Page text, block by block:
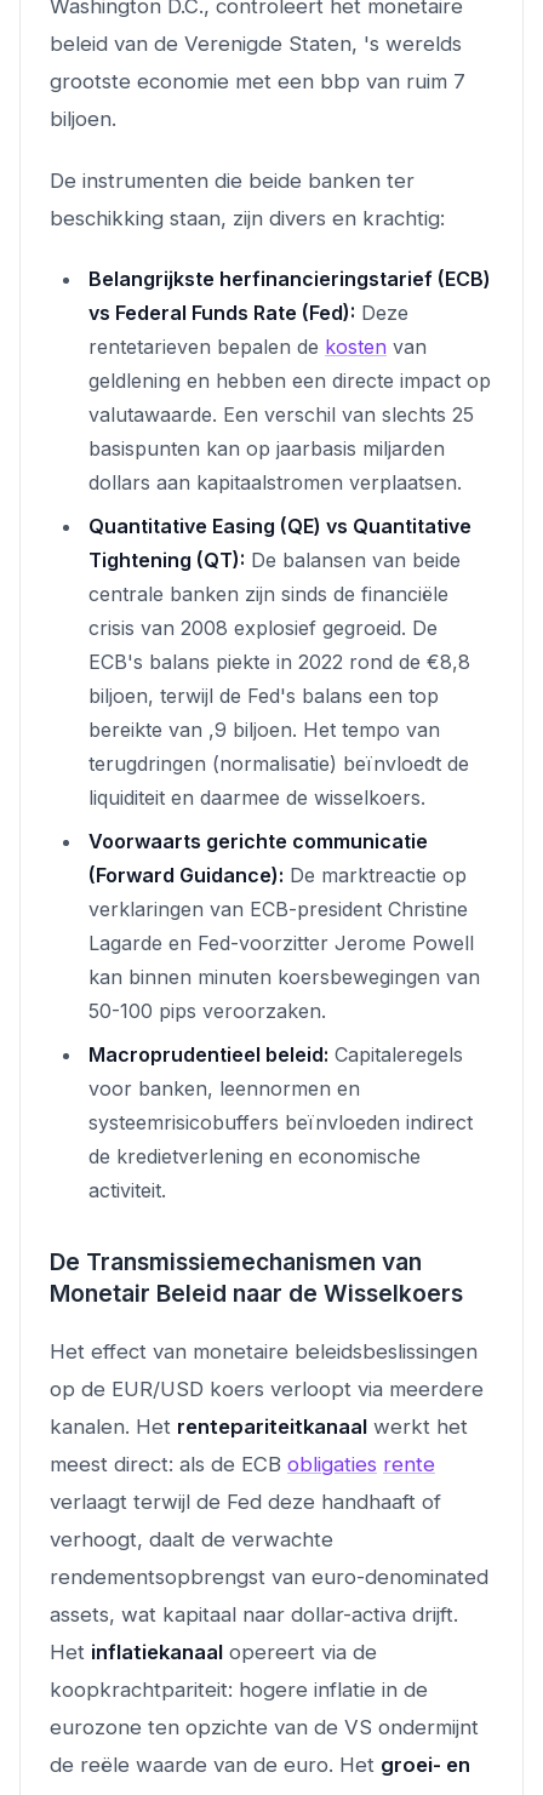
Washington D.C., controleert het monetaire
beleid van de Verenigde Staten, 's werelds
grootste economie met een bbp van ruim 7
biljoen.
De instrumenten die beide banken ter
beschikking staan, zijn divers en krachtig:
Belangrijkste herfinancieringstarief (ECB)
vs Federal Funds Rate (Fed): Deze
rentetarieven bepalen de kosten van
geldlening en hebben een directe impact op
valutawaarde. Een verschil van slechts 25
basispunten kan op jaarbasis miljarden
dollars aan kapitaalstromen verplaatsen.
Quantitative Easing (QE) vs Quantitative
Tightening (QT): De balansen van beide
centrale banken zijn sinds de financiële
crisis van 2008 explosief gegroeid. De
ECB's balans piekte in 2022 rond de €8,8
biljoen, terwijl de Fed's balans een top
bereikte van ,9 biljoen. Het tempo van
terugdringen (normalisatie) beïnvloedt de
liquiditeit en daarmee de wisselkoers.
Voorwaarts gerichte communicatie
(Forward Guidance): De marktreactie op
verklaringen van ECB-president Christine
Lagarde en Fed-voorzitter Jerome Powell
kan binnen minuten koersbewegingen van
50-100 pips veroorzaken.
Macroprudentieel beleid: Capitaleregels
voor banken, leennormen en
systeemrisicobuffers beïnvloeden indirect
de kredietverlening en economische
activiteit.
De Transmissiemechanismen van
Monetair Beleid naar de Wisselkoers
Het effect van monetaire beleidsbeslissingen
op de EUR/USD koers verloopt via meerdere
kanalen. Het rentepariteitkanaal werkt het
meest direct: als de ECB obligaties rente
verlaagt terwijl de Fed deze handhaaft of
verhoogt, daalt de verwachte
rendementsopbrengst van euro-denominated
assets, wat kapitaal naar dollar-activa drijft.
Het inflatiekanaal opereert via de
koopkrachtpariteit: hogere inflatie in de
eurozone ten opzichte van de VS ondermijnt
de reële waarde van de euro. Het groei- en